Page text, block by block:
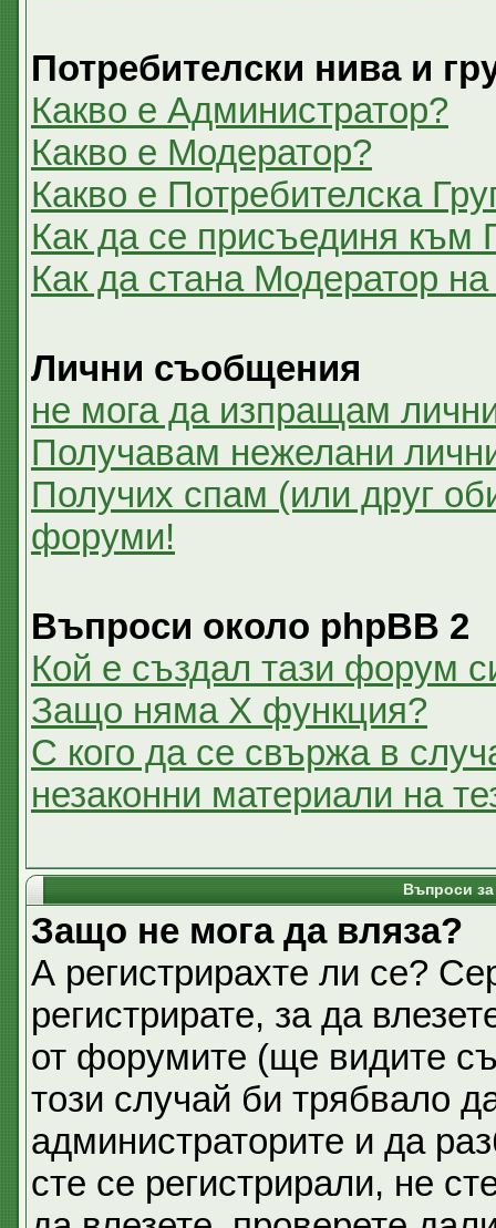
Потребителски нива и
Какво е Администратор?
Какво е Модератор?
Какво е Потребителска
Как да се присъединя към
Как да стана Модератор
Лични съобщения
не мога да изпращам
Получавам нежелани
Получих спам (или друг
форуми!
Въпроси около phpBB 2
Кой е създал тази форум
Защо няма X функция?
С кого да се свържа в
незаконни материали на
Въпроси
Защо не мога да вляза?
А регистрирахте ли се?
регистрирате, за да
от форумите (ще видите
този случай би трябвало
администраторите и да
сте се регистрирали, не